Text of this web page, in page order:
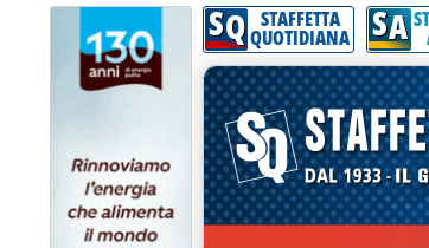
Attenzione! Esegui l'accesso per lèggere interamente
SQ STAFFETTA
QUOTIDIANA SA